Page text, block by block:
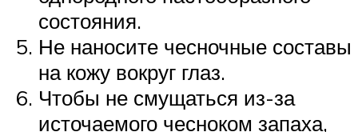
состояния.
Не наносите чесночные составы
на кожу вокруг глаз.
Чтобы не смущаться из-за
источаемого чесноком запаха,